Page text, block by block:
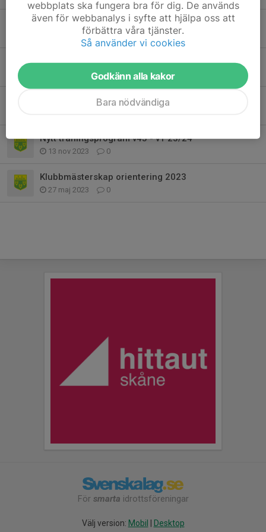
Träningsprogram vecka 33-43
25 aug 2024 0
Träningsprogram vecka 14 - 22
0
Träningsprogram vecka 2 -13
Nytt träningsprogram v45 - v1 23/24
13 nov 2023 0
Klubbmästerskap orientering 2023
27 maj 2023 0
För smarta idrottsföreningar
Välj version: Mobil | Desktop
webbplats ska fungera bra för dig. De används
även för webbanalys i syfte att hjälpa oss att
förbättra våra tjänster.
Så använder vi cookies
Godkänn alla kakor
Bara nödvändiga